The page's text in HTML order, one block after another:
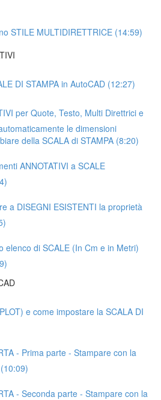
STILE MULTIDIRETTRICE (14:59)
DI STAMPA in AutoCAD (12:27)
per Quote, Testo, Multi Direttrici e
le dimensioni
della SCALA di STAMPA (8:20)
ANNOTATIVI a SCALE
a DISEGNI ESISTENTI la proprietà
elenco di SCALE (In Cm e in Metri)
e come impostare la SCALA DI
- Prima parte - Stampare con la
- Seconda parte - Stampare con la